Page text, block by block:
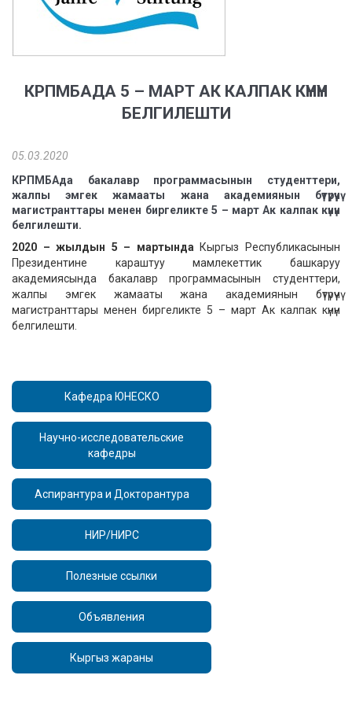
КРПМБАДА 5 – МАРТ АК КАЛПАК КҮНҮН
БЕЛГИЛЕШТИ
05.03.2020
КРПМБАда бакалавр программасынын студенттери,
жалпы эмгек жамааты жана академиянын бүтүрүүчү
магистранттары менен биргеликте 5 – март Ак калпак күнүн
белгилешти.
2020 – жылдын 5 – мартында Кыргыз Республикасынын
Президентине караштуу мамлекеттик башкаруу
академиясында бакалавр программасынын студенттери,
жалпы эмгек жамааты жана академиянын бүтүрүүчү
магистранттары менен биргеликте 5 – март Ак калпак күнүн
белгилешти.
Кафедра ЮНЕСКО
Научно-исследовательские
кафедры
Аспирантура и Докторантура
НИР/НИРС
Полезные ссылки
Объявления
Кыргыз жараны